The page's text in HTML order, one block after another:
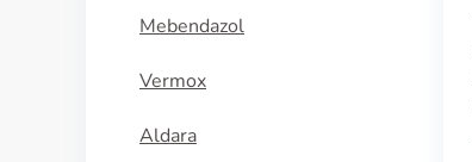
Mebendazol
Vermox
Aldara